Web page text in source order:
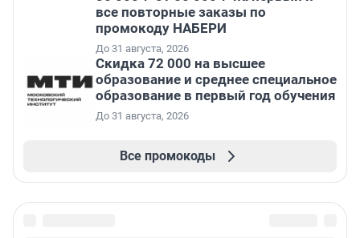
все повторные заказы по
промокоду НАБЕРИ
До 31 августа, 2026
Скидка 72 000 на высшее
образование и среднее специальное
образование в первый год обучения
До 31 августа, 2026
Все промокоды